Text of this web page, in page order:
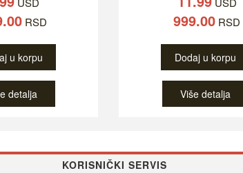
RSD
u korpu
detalja
999.00 RSD
Dodaj u korpu
Više detalja
KORISNIČKI SERVIS